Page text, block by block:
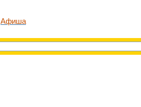
Афиша